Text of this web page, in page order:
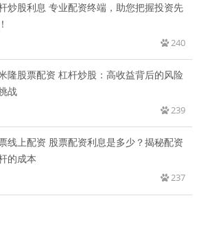
炒股利息 专业配资终端，助您把握投资先
240
隆股票配资 杠杆炒股：高收益背后的风险
战
239
线上配资 股票配资利息是多少？揭秘配资
的成本
237